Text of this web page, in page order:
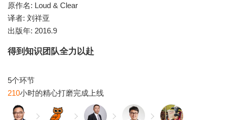
原作名: Loud & Clear
译者: 刘祥亚
出版年: 2016.9
得到知识团队全力以赴
210